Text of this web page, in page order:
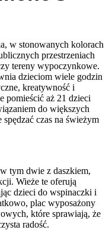
w stonowanych kolorach
przestrzeniach
tereny wypoczynkowe.
dzieciom wiele godzin
kreatywność i
pomieścić aż 21 dzieci
do większych
czas na świeżym
tym dwie z daszkiem,
Wieże te oferują
dzieci do wspinaczki i
plac wyposażony
które sprawiają, że
radość.